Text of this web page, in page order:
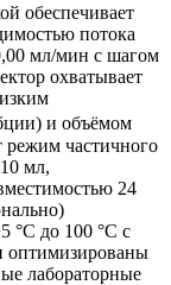
обеспечивает
потока
мл/мин с шагом
охватывает
и объёмом
режим частичного
мл,
24
°C до 100 °C с
оптимизированы
лабораторные